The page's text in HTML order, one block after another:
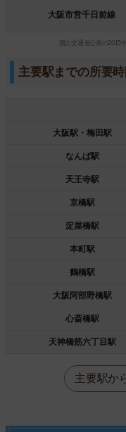
大阪市営千日前線
国土交通省公表の2015
主要駅までの所要
大阪駅・梅田駅
なんば駅
天王寺駅
京橋駅
淀屋橋駅
本町駅
鶴橋駅
大阪阿部野橋駅
心斎橋駅
天神橋筋六丁目駅
主要駅か